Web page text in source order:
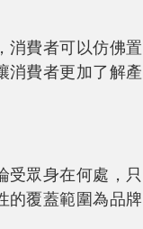
消費者可以仿佛置
消費者更加了解產
受眾身在何處，只
的覆蓋範圍為品牌